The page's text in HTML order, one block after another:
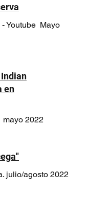
Youtube Mayo
en
mayo 2022
julio/agosto 2022